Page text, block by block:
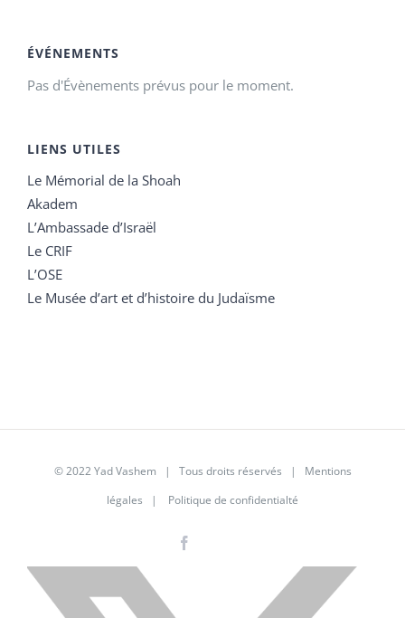
ÉVÉNEMENTS
Pas d'Évènements prévus pour le moment.
LIENS UTILES
Le Mémorial de la Shoah
Akadem
L’Ambassade d’Israël
Le CRIF
L’OSE
Le Musée d’art et d’histoire du Judaïsme
© 2022 Yad Vashem | Tous droits réservés | Mentions
légales | Politique de confidentialté
X